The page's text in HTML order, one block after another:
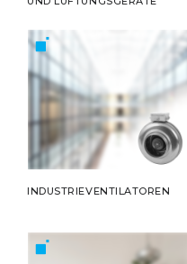
INDUSTRIEVENTILATOREN